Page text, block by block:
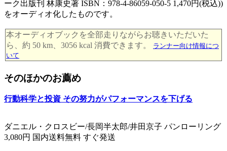
ーク出版刊 林康史著 ISBN：978-4-86059-050-5 1,470円(税込))
をオーディオ化したものです。
本オーディオブックを全部走りながらお聴きいただいた
ら、約 50 km、3056 kcal 消費できます。
ランナー向け情報につ
いて
そのほかのお薦め
行動科学と投資 その努力がパフォーマンスを下げる
ダニエル・クロスビー/長岡半太郎/井田京子 パンローリング
3,080円 国内送料無料 すぐ発送